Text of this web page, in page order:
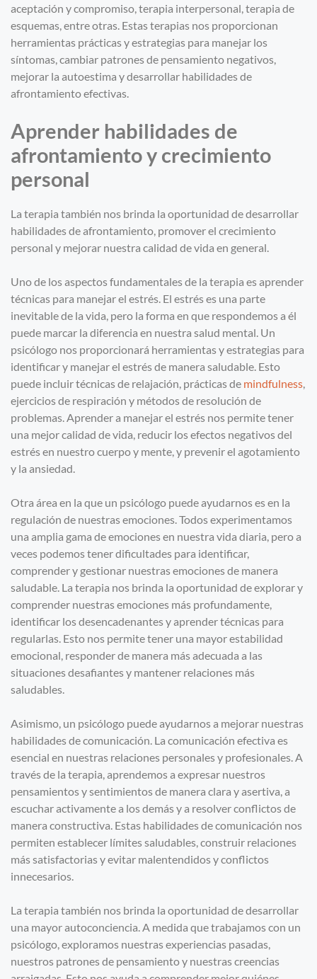
aceptación y compromiso, terapia interpersonal, terapia de
esquemas, entre otras. Estas terapias nos proporcionan
herramientas prácticas y estrategias para manejar los
síntomas, cambiar patrones de pensamiento negativos,
mejorar la autoestima y desarrollar habilidades de
afrontamiento efectivas.
Aprender habilidades de
afrontamiento y crecimiento
personal
La terapia también nos brinda la oportunidad de desarrollar
habilidades de afrontamiento, promover el crecimiento
personal y mejorar nuestra calidad de vida en general.
Uno de los aspectos fundamentales de la terapia es aprender
técnicas para manejar el estrés. El estrés es una parte
inevitable de la vida, pero la forma en que respondemos a él
puede marcar la diferencia en nuestra salud mental. Un
psicólogo nos proporcionará herramientas y estrategias para
identificar y manejar el estrés de manera saludable. Esto
puede incluir técnicas de relajación, prácticas de mindfulness,
ejercicios de respiración y métodos de resolución de
problemas. Aprender a manejar el estrés nos permite tener
una mejor calidad de vida, reducir los efectos negativos del
estrés en nuestro cuerpo y mente, y prevenir el agotamiento
y la ansiedad.
Otra área en la que un psicólogo puede ayudarnos es en la
regulación de nuestras emociones. Todos experimentamos
una amplia gama de emociones en nuestra vida diaria, pero a
veces podemos tener dificultades para identificar,
comprender y gestionar nuestras emociones de manera
saludable. La terapia nos brinda la oportunidad de explorar y
comprender nuestras emociones más profundamente,
identificar los desencadenantes y aprender técnicas para
regularlas. Esto nos permite tener una mayor estabilidad
emocional, responder de manera más adecuada a las
situaciones desafiantes y mantener relaciones más
saludables.
Asimismo, un psicólogo puede ayudarnos a mejorar nuestras
habilidades de comunicación. La comunicación efectiva es
esencial en nuestras relaciones personales y profesionales. A
través de la terapia, aprendemos a expresar nuestros
pensamientos y sentimientos de manera clara y asertiva, a
escuchar activamente a los demás y a resolver conflictos de
manera constructiva. Estas habilidades de comunicación nos
permiten establecer límites saludables, construir relaciones
más satisfactorias y evitar malentendidos y conflictos
innecesarios.
La terapia también nos brinda la oportunidad de desarrollar
una mayor autoconciencia. A medida que trabajamos con un
psicólogo, exploramos nuestras experiencias pasadas,
nuestros patrones de pensamiento y nuestras creencias